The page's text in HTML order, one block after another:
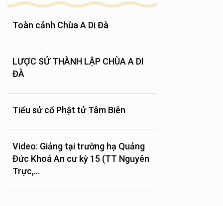
Toàn cảnh Chùa A Di Đà
LƯỢC SỬ THÀNH LẬP CHÙA A DI
ĐÀ
Tiểu sử cố Phật tử Tâm Biên
Video: Giảng tại trường hạ Quảng
Đức Khoá An cư kỳ 15 (TT Nguyên
Trực,...